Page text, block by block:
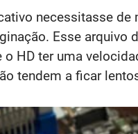
necessitasse
Esse
HD ter uma
tendem a ficar